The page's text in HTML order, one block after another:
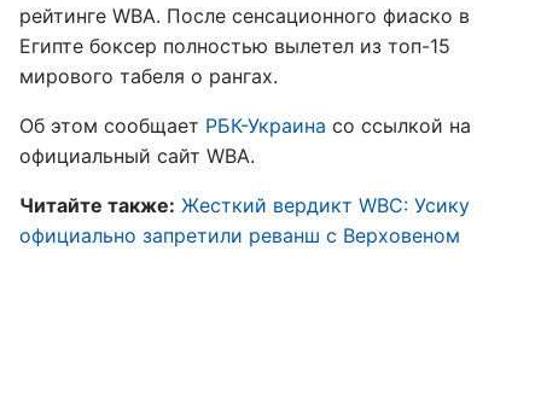
рейтинге WBA. После сенсационного фиаско в
Египте боксер полностью вылетел из топ-15
мирового табеля о рангах.
Об этом сообщает РБК-Украина со ссылкой на
официальный сайт WBA.
Читайте также: Жесткий вердикт WBC: Усику
официально запретили реванш с Верховеном